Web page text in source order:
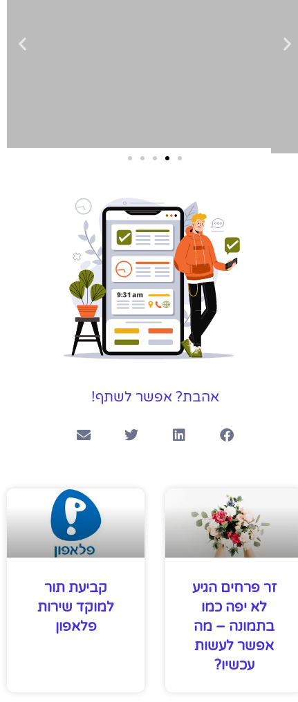
שירותי פרסום
וקידום
באינטרנט
בעל/ת עסק? סוכנות ניהול
מוניטין לקידום, שיווק ופרסום
באינטרנט כאן עבורך!
לפרטים
אהבת? אפשר לשתף!
זר פרחים הגיע
לא יפה כמו
בתמונה – מה
אפשר לעשות
עכשיו?
קביעת תור
למוקד שירות
פלאפון